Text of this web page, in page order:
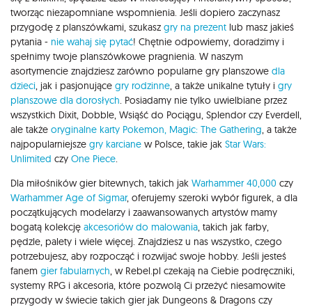
tworząc niezapomniane wspomnienia. Jeśli dopiero zaczynasz
przygodę z planszówkami, szukasz gry na prezent lub masz jakieś
pytania - nie wahaj się pytać! Chętnie odpowiemy, doradzimy i
spełnimy twoje planszówkowe pragnienia. W naszym
asortymencie znajdziesz zarówno popularne gry planszowe dla
dzieci, jak i pasjonujące gry rodzinne, a także unikalne tytuły i gry
planszowe dla dorosłych. Posiadamy nie tylko uwielbiane przez
wszystkich Dixit, Dobble, Wsiąść do Pociągu, Splendor czy Everdell,
ale także oryginalne karty Pokemon, Magic: The Gathering, a także
najpopularniejsze gry karciane w Polsce, takie jak Star Wars:
Unlimited czy One Piece.
Dla miłośników gier bitewnych, takich jak Warhammer 40,000 czy
Warhammer Age of Sigmar, oferujemy szeroki wybór figurek, a dla
początkujących modelarzy i zaawansowanych artystów mamy
bogatą kolekcję akcesoriów do malowania, takich jak farby,
pędzle, palety i wiele więcej. Znajdziesz u nas wszystko, czego
potrzebujesz, aby rozpocząć i rozwijać swoje hobby. Jeśli jesteś
fanem gier fabularnych, w Rebel.pl czekają na Ciebie podręczniki,
systemy RPG i akcesoria, które pozwolą Ci przeżyć niesamowite
przygody w świecie takich gier jak Dungeons & Dragons czy